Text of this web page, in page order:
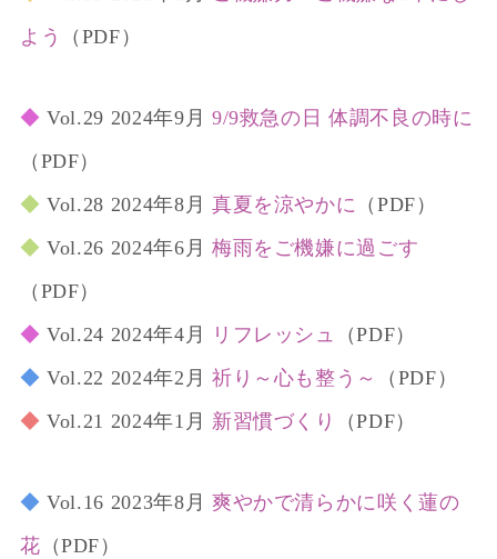
よう
（PDF）
◆ Vol.29 2024年9月 9/9救急の日 体調不良の時に
（PDF）
◆ Vol.28 2024年8月 真夏を涼やかに （PDF）
◆ Vol.26 2024年6月 梅雨をご機嫌に過ごす
（PDF）
◆ Vol.24 2024年4月 リフレッシュ
（PDF）
◆ Vol.22 2024年2月 祈り～心も整う～
（PDF）
◆ Vol.21 2024年1月 新習慣づくり （PDF）
◆ Vol.16 2023年8月 爽やかで清らかに咲く蓮の
花 （PDF）